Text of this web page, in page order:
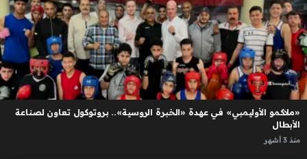
«ملاكمو الأوليمبي» في عهدة «الخبرة الروسية».. بروتوكول تعاون لصناعة
الأبطال
منذ 3 أشهر